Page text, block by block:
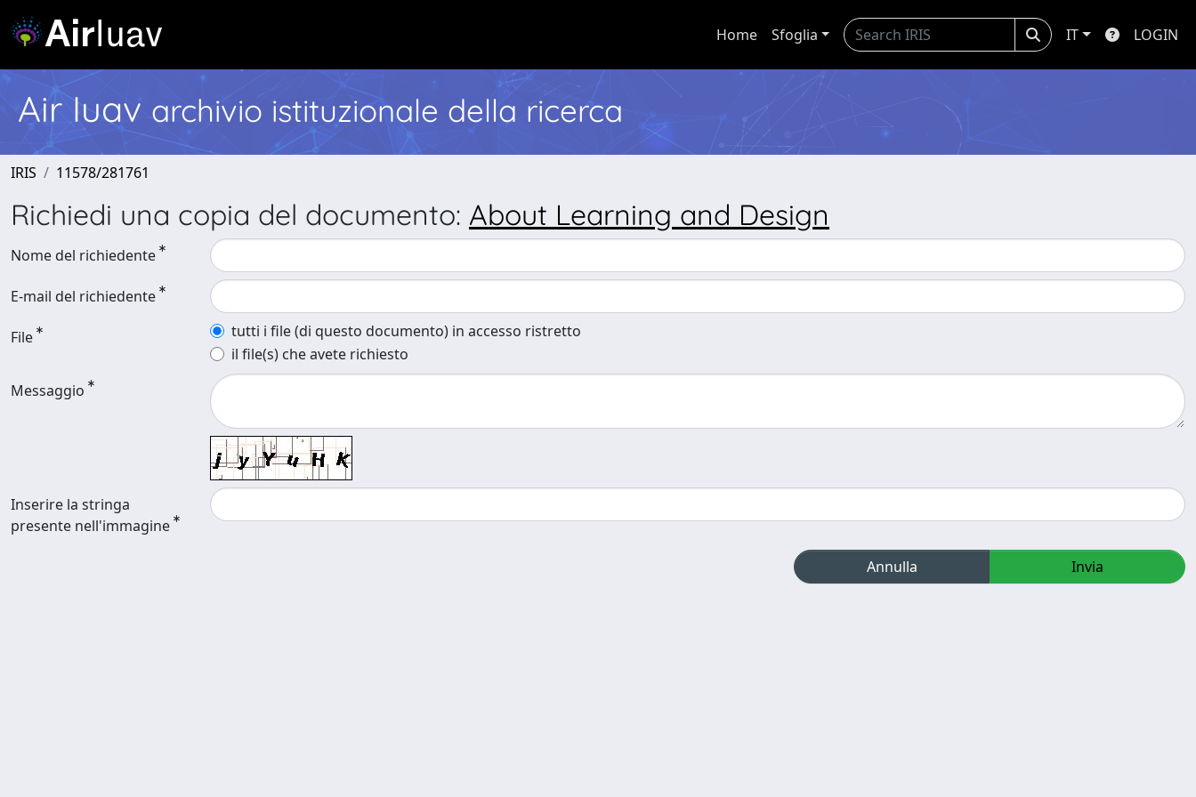
Home Sfoglia IT LOGIN
Air Iuav archivio istituzionale della ricerca
IRIS 11578/281761
Richiedi una copia del documento: About Learning and Design
Nome del richiedente
E-mail del richiedente
File
tutti i file (di questo documento) in accesso ristretto
il file(s) che avete richiesto
Messaggio
Inserire la stringa
presente nell'immagine
Annulla Invia